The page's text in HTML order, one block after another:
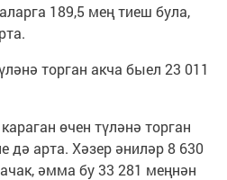
189,5 мең тиеш була,
торган акча быел 23 011
өчен түләнә торган
дә арта. Хәзер әниләр 8 630
әмма бу 33 281 меңнән